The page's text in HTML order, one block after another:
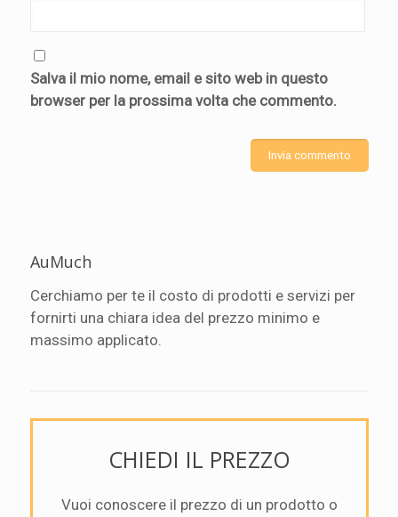
Salva il mio nome, email e sito web in questo
browser per la prossima volta che commento.
AuMuch
Cerchiamo per te il costo di prodotti e servizi per
fornirti una chiara idea del prezzo minimo e
massimo applicato.
CHIEDI IL PREZZO
Vuoi conoscere il prezzo di un prodotto o